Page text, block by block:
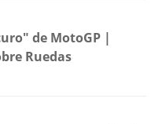
de MotoGP |
Ruedas